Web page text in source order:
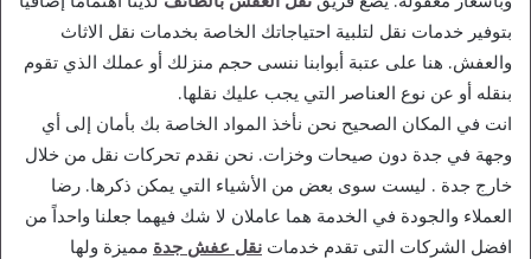
بتوفير خدمات نقل لتلبية احتياجاتك الخاصة بخدمات نقل الاثاث
والعفش. هنا على عتبة أبوابنا ننسى حجم منزلك أو عملك الذي تقوم
بنقله أو عن نوع العناصر التي يجب عليك نقلها.
انت في المكان الصحيح نحن نأخذ المواد الخاصة بك بأمان إلى أي
وجهة في جدة دون صيحات وخزات. نحن نقدم تحركات نقل من خلال
خارج جدة . ليست سوى بعض من الأشياء التي يمكن ذكرها. رضا
العملاء والجودة في الخدمة هما عاملان لا شك فيهما جعلنا واحداً من
افضل الشركات التى تقدم خدمات نقل عفش جدة مميزة ولها